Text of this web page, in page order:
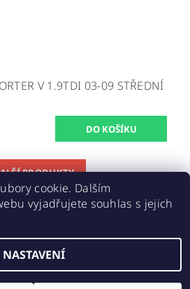
V 1.9TDI 03-09 STŘEDNÍ
PRODUKTY
1 2
práva vyhrazenaUpravit nastavení cookies
cookie. Dalším
vyjadřujete souhlas s jejich
NASTAVENÍ